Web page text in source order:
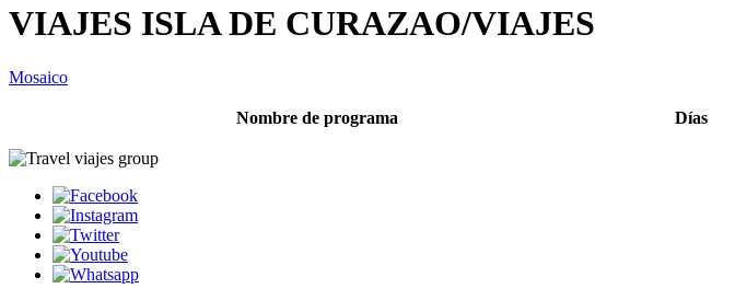
VIAJES ISLA DE CURAZAO/VIAJES
Mosaico
Nombre de programa Días